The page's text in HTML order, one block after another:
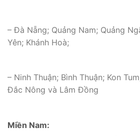
– Đà Nẵng; Quảng Nam; Quảng
Yên; Khánh Hoà;
– Ninh Thuận; Bình Thuận; Kon
Đắc Nông và Lâm Đồng
Miền Nam: